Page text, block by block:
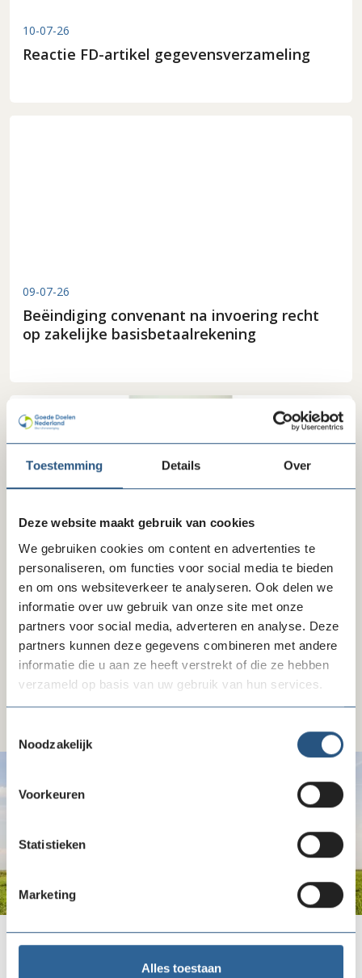
Toestemming Details Over
Deze website maakt gebruik van cookies
We gebruiken cookies om content en advertenties te
personaliseren, om functies voor social media te bieden
en om ons websiteverkeer te analyseren. Ook delen we
informatie over uw gebruik van onze site met onze
partners voor social media, adverteren en analyse. Deze
partners kunnen deze gegevens combineren met andere
informatie die u aan ze heeft verstrekt of die ze hebben
verzameld op basis van uw gebruik van hun services.
Noodzakelijk
Voorkeuren
Statistieken
Marketing
Alles toestaan
10-07-26
Reactie FD-artikel gegevensverzameling
09-07-26
Beëindiging convenant na invoering recht
op zakelijke basisbetaalrekening
02-07-26
Nieuwe directeur SOS Kinderdorpen
Naar al het nieuws
Bureau Nalatenschappen
Kennis en ervaring op het gebied van nalatenschappen